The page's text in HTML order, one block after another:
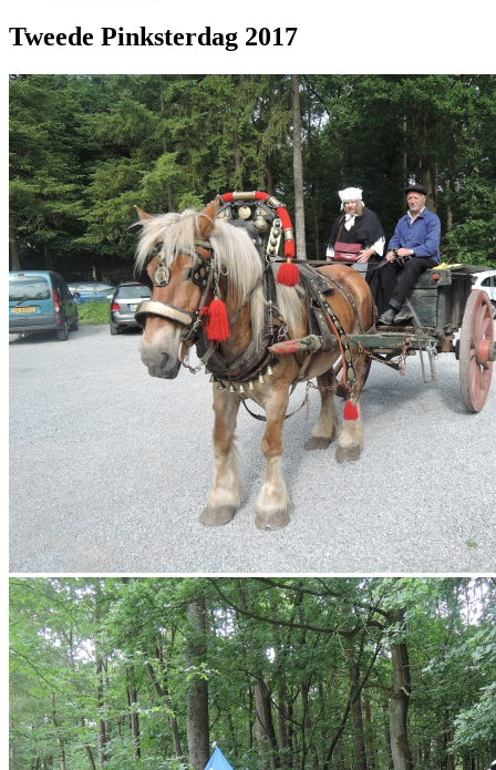
Tweede Pinksterdag 2017